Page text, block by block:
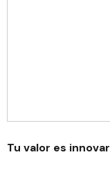
Tu valor es innovar